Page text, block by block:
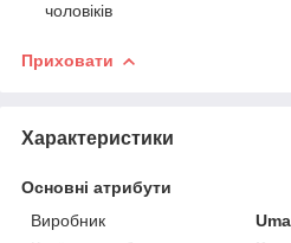
чоловіків
Приховати
Характеристики
Основні атрибути
Виробник